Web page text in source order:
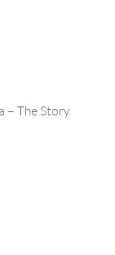
The Story